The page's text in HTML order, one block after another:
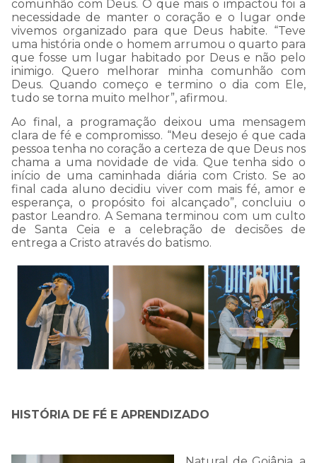
comunhão com Deus. O que mais o impactou foi a
necessidade de manter o coração e o lugar onde
vivemos organizado para que Deus habite. “Teve
uma história onde o homem arrumou o quarto para
que fosse um lugar habitado por Deus e não pelo
inimigo. Quero melhorar minha comunhão com
Deus. Quando começo e termino o dia com Ele,
tudo se torna muito melhor”, afirmou.
Ao final, a programação deixou uma mensagem
clara de fé e compromisso. “Meu desejo é que cada
pessoa tenha no coração a certeza de que Deus nos
chama a uma novidade de vida. Que tenha sido o
início de uma caminhada diária com Cristo. Se ao
final cada aluno decidiu viver com mais fé, amor e
esperança, o propósito foi alcançado”, concluiu o
pastor Leandro. A Semana terminou com um culto
de Santa Ceia e a celebração de decisões de
entrega a Cristo através do batismo.
HISTÓRIA DE FÉ E APRENDIZADO
COMUNICADO
IMPORTANTE:
Estamos passando por
uma instabilidade em
nosso WhatsApp, e talvez
nossa resposta a sua
mensagem demore mais
que o normal.
Por isso, pedimos sua
informamos que estamos